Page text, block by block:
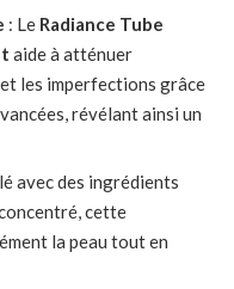
: Le Radiance Tube
aide à atténuer
les imperfections grâce
révélant ainsi un
avec des ingrédients
cette
la peau tout en